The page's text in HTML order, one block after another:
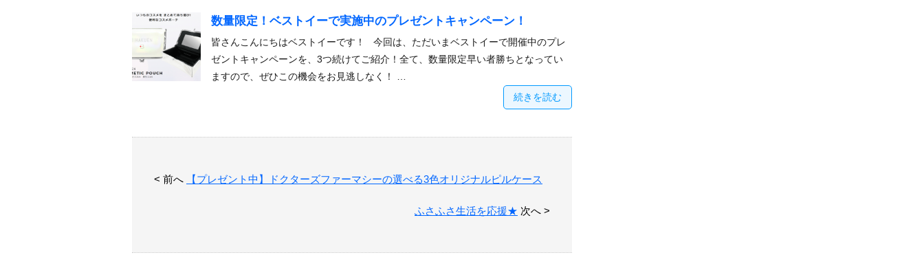
数量限定！ベストイーで実施中のプレゼントキャンペーン！
皆さんこんにちはベストイーです！ 今回は、ただいまベストイーで開催中のプレ
ゼントキャンペーンを、3つ続けてご紹介！全て、数量限定早い者勝ちとなってい
ますので、ぜひこの機会をお見逃しなく！ …
続きを読む
< 前へ 【プレゼント中】ドクターズファーマシーの選べる3色オリジナルピルケース
ふさふさ生活を応援★ 次へ >